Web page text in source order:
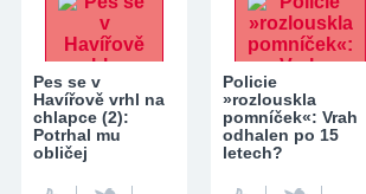
Pes se v
Havířově vrhl na
chlapce (2):
Potrhal mu
obličej
Policie
»rozlouskla
pomníček«: Vrah
odhalen po 15
letech?